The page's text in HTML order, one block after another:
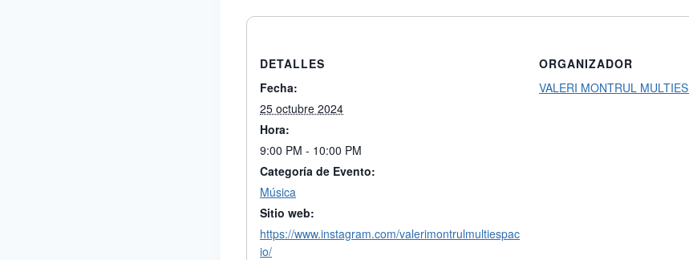
DETALLES
Fecha:
25 octubre 2024
Hora:
9:00 PM - 10:00 PM
Categoría de Evento:
Música
Sitio web:
https://www.instagram.com/valerimontrulmultiespac
io/
ORGANIZADOR
VALERI MONTRUL